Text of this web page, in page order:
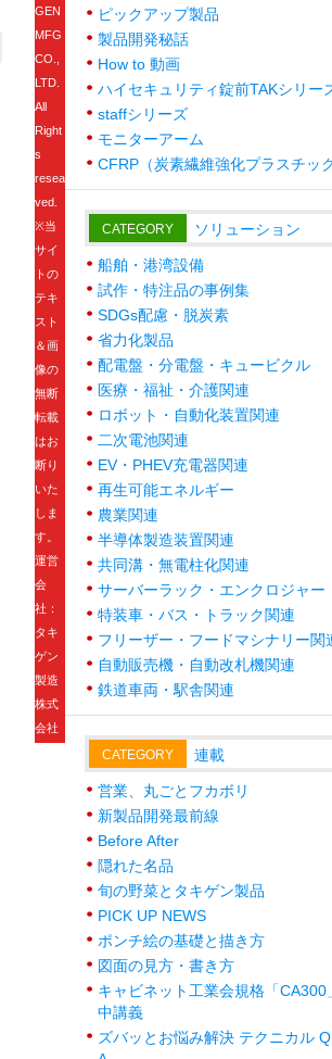
ピックアップ製品
製品開発秘話
How to 動画
ハイセキュリティ錠前TAKシリー
staffシリーズ
モニターアーム
CFRP（炭素繊維強化プラスチック
CATEGORY ソリューション
船舶・港湾設備
試作・特注品の事例集
SDGs配慮・脱炭素
省力化製品
配電盤・分電盤・キュービクル
医療・福祉・介護関連
ロボット・自動化装置関連
二次電池関連
EV・PHEV充電器関連
再生可能エネルギー
農業関連
半導体製造装置関連
共同溝・無電柱化関連
サーバーラック・エンクロジャー
特装車・バス・トラック関連
フリーザー・フードマシナリー関
自動販売機・自動改札機関連
鉄道車両・駅舎関連
CATEGORY 連載
営業、丸ごとフカボリ
新製品開発最前線
Before After
隠れた名品
旬の野菜とタキゲン製品
PICK UP NEWS
ポンチ絵の基礎と描き方
図面の見方・書き方
キャビネット工業会規格「CA300
中講義
ズバッとお悩み解決 テクニカル
GEN
MFG
CO.,
LTD.
All
Right
s
resea
ved.
※当
サイ
トの
テキ
スト
＆画
像の
無断
転載
はお
断り
いた
しま
す。
運営
会
社：
タキ
ゲン
製造
株式
会社